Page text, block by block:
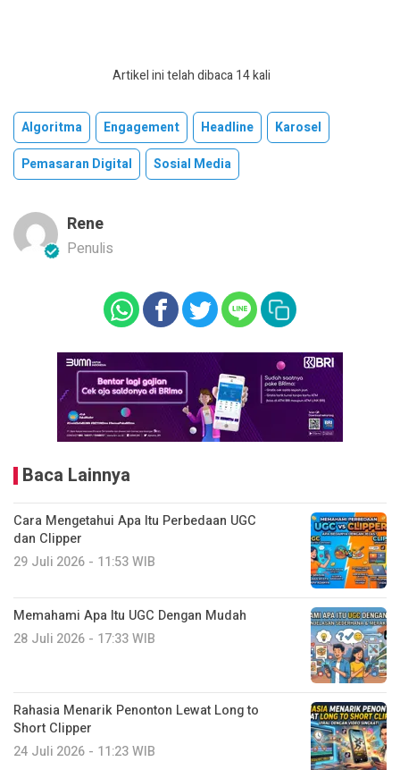
Artikel ini telah dibaca 14 kali
Algoritma Engagement Headline
Karosel
Pemasaran Digital
Sosial Media
Rene
Penulis
Baca Lainnya
Cara Mengetahui Apa Itu Perbedaan UGC
dan Clipper
29 Juli 2026 - 11:53 WIB
Memahami Apa Itu UGC Dengan Mudah
28 Juli 2026 - 17:33 WIB
Rahasia Menarik Penonton Lewat Long to
Short Clipper
24 Juli 2026 - 11:23 WIB